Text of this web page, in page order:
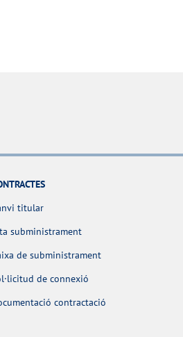
titular
subministrament
de subministrament
de connexió
contractació